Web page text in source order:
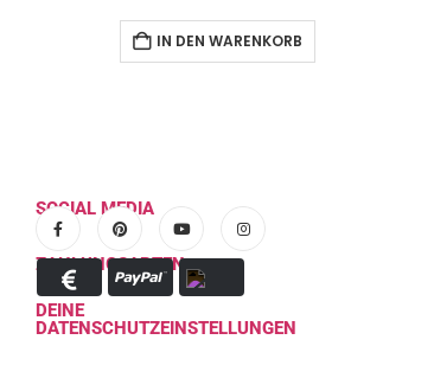
IN DEN WARENKORB
SOCIAL MEDIA
ZAHLUNGSARTEN
DEINE
DATENSCHUTZEINSTELLUNGEN